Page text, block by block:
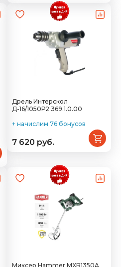
Дрель Интерскол
Д-16/1050Р2 369.1.0.00
+ начислим 76 бонусов
7 620 руб.
Миксер Hammer MXR1350A